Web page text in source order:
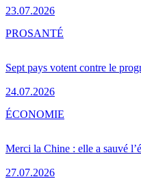
23.07.2026
Sept pays votent contre le
24.07.2026
PROSANTÉ
Merci la Chine : elle a sauvé
27.07.2026
ÉCONOMIE